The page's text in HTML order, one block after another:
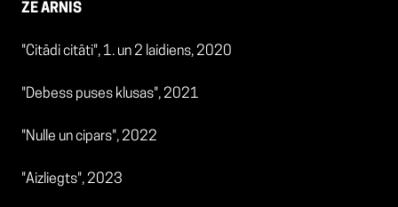
ZE ARNIS
"Citādi citāti", 1. un 2 laidiens, 2020
"Debess puses klusas", 2021
"Nulle un cipars", 2022
"Aizliegts", 2023